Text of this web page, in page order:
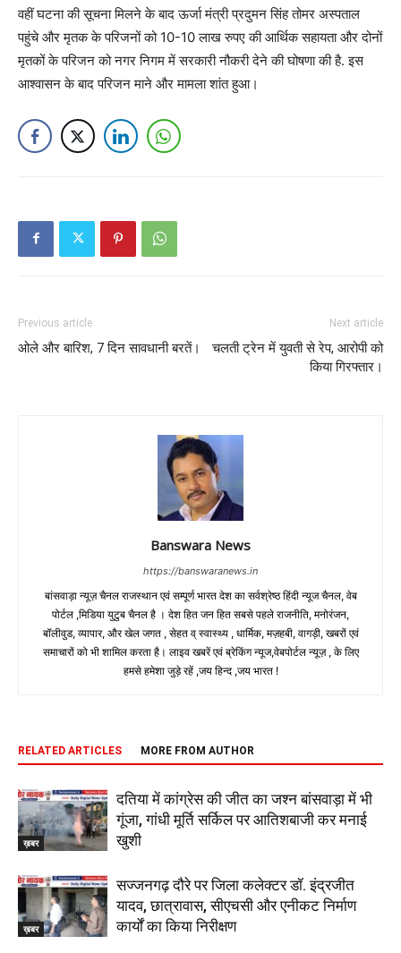
वहीं घटना की सूचना मिलने के बाद ऊर्जा मंत्री प्रदुमन सिंह तोमर अस्पताल
पहुंचे और मृतक के परिजनों को 10-10 लाख रुपए की आर्थिक सहायता और दोनों
मृतकों के परिजन को नगर निगम में सरकारी नौकरी देने की घोषणा की है. इस
आश्वासन के बाद परिजन माने और मामला शांत हुआ।
Previous article
ओले और बारिश, 7 दिन सावधानी बरतें।
Next article
चलती ट्रेन में युवती से रेप, आरोपी को
किया गिरफ्तार।
Banswara News
https://banswaranews.in
बांसवाड़ा न्यूज़ चैनल राजस्थान एवं सम्पूर्ण भारत देश का सर्वश्रेष्ठ हिंदी न्‍यूज चैनल, वेब
पोर्टल ,मिडिया युटुब चैनल है । देश हित जन हित सबसे पहले राजनीति, मनोरंजन,
बॉलीवुड, व्यापार, और खेल जगत , सेहत व् स्वास्थ्य , धार्मिक, मज़हबी, वागड़ी, खबरों एवं
समाचारों को भी शामिल करता है। लाइव खबरें एवं ब्रेकिंग न्यूज,वेबपोर्टल न्यूज़ , के लिए
हमसे हमेशा जुड़े रहें ,जय हिन्द ,जय भारत !
RELATED ARTICLES MORE FROM AUTHOR
ख़बर
दतिया में कांग्रेस की जीत का जश्न बांसवाड़ा में भी
गूंजा, गांधी मूर्ति सर्किल पर आतिशबाजी कर मनाई
खुशी
ख़बर
सज्जनगढ़ दौरे पर जिला कलेक्टर डॉ. इंद्रजीत
यादव, छात्रावास, सीएचसी और एनीकट निर्माण
कार्यों का किया निरीक्षण